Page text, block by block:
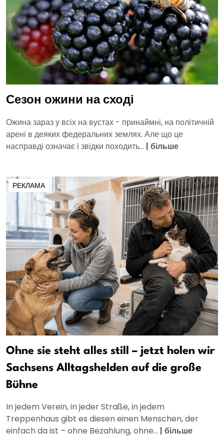
Сезон ожини на сході
Ожина зараз у всіх на вустах - принаймні, на політичній
арені в деяких федеральних землях. Але що це
насправді означає і звідки походить... | більше
РЕКЛАМА
Ohne sie steht alles still – jetzt holen wir
Sachsens Alltagshelden auf die große
Bühne
In jedem Verein, in jeder Straße, in jedem
Treppenhaus gibt es diesen einen Menschen, der
einfach da ist – ohne Bezahlung, ohne... | більше